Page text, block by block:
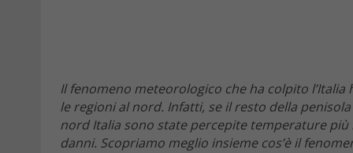
Il fenomeno meteorologico che ha colpito
le regioni al nord. Infatti, se il resto della
nord Italia sono state percepite temperature
danni. Scopriamo meglio insieme cos’è il